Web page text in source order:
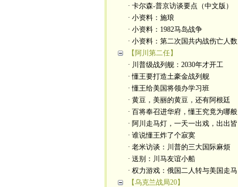
· 卡尔森-普京访谈要点（中文版）
· 小资料：施琅
· 小资料：1982马岛战争
· 小资料：第二次国共内战伤亡人数
【阿川第二任】
· 川普级战列舰：2030年才开工
· 懂王要打造土豪金战列舰
· 懂王给美国将领办学习班
· 黄豆，美丽的黄豆，还有阿根廷
· 百将奉召进华府，懂王究竟为哪般
· 阿川走马灯，一天一出戏，出出皆
· 谁说懂王炸了个寂寞
· 老米访谈：川普的三大国际麻烦
· 送别：川马友谊小船
· 权力游戏：俄国二人转与美国走马
【乌克兰战局20】